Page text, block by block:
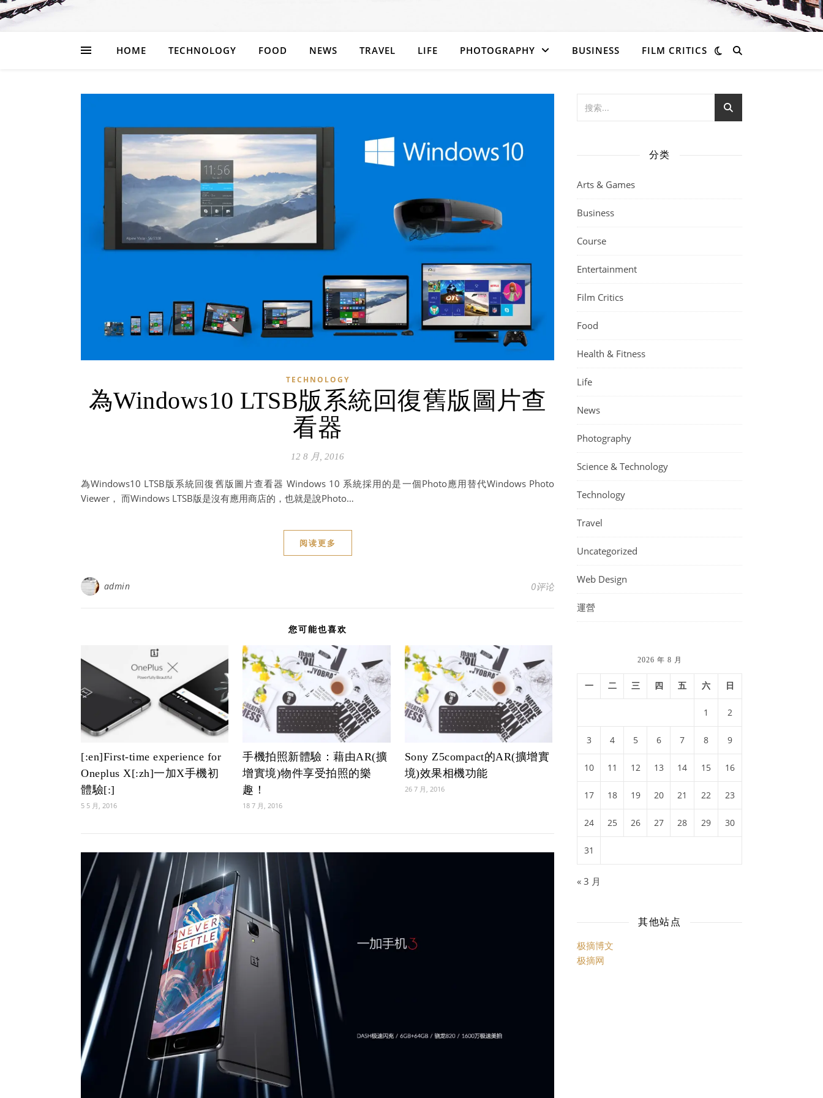
HOME TECHNOLOGY FOOD NEWS TRAVEL LIFE PHOTOGRAPHY BUSINESS FILM CRITICS
TECHNOLOGY
為Windows10 LTSB版系統回復舊版圖片查
看器
12 8 月, 2016
為Windows10 LTSB版系統回復舊版圖片查看器 Windows 10 系統採用的是一個Photo應用替代Windows Photo
Viewer， 而Windows LTSB版是沒有應用商店的，也就是說Photo…
阅读更多
admin 0评论
您可能也喜欢
[:en]First-time experience for
Oneplus X[:zh]一加X手機初
體驗[:]
5 5 月, 2016
手機拍照新體驗：藉由AR(擴
增實境)物件享受拍照的樂
趣！
18 7 月, 2016
Sony Z5compact的AR(擴增實
境)效果相機功能
26 7 月, 2016
分类
Arts & Games
Business
Course
Entertainment
Film Critics
Food
Health & Fitness
Life
News
Photography
Science & Technology
Technology
Travel
Uncategorized
Web Design
運營
2026 年 8 月
一 二 三 四 五 六 日
1 2
3 4 5 6 7 8 9
10 11 12 13 14 15 16
17 18 19 20 21 22 23
24 25 26 27 28 29 30
31
« 3 月
其他站点
极摘博文
极摘网